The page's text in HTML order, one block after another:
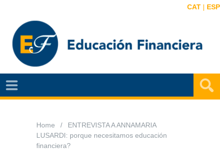
CAT | ESP
NOTÍCIAS
Home
ENTREVISTA A ANNAMARIA
LUSARDI: porque necesitamos educación
financiera?